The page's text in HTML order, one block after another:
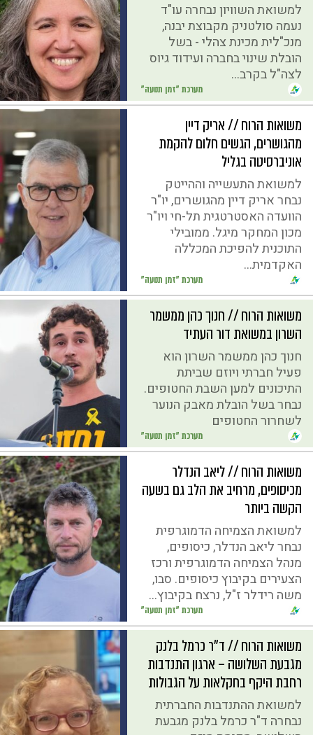
מערכת "זמן תנועה"
למשואת השוויון נבחרה עו"ד
נעמה סולטניק מקבוצת יבנה,
מנכ"לית מכינת צהלי - בשל
הובלת שינוי בחברה ועידוד גיוס
לצה"ל בקרב...
מערכת "זמן תנועה"
משואות הרוח // אריק דיין
מהגושרים, הגשים חלום להקמת
אוניברסיטה בגליל
למשואת התעשייה וההייטק
נבחר אריק דיין מהגושרים, יו"ר
הוועדה האסטרטגית תל-חי ויו"ר
מכון המחקר מיגל. ממובילי
התוכנית להפיכת המכללה
האקדמית...
מערכת "זמן תנועה"
משואות הרוח // חנוך כהן ממשמר
השרון במשואת דור העתיד
חנוך כהן ממשמר השרון הוא
פעיל חברתי ויוזם שביתת
התיכונים למען השבת החטופים.
נבחר בשל הובלת מאבק הנוער
לשחרור החטופים
מערכת "זמן תנועה"
משואות הרוח // ליאב הנדלר
מכיסופים, מרחיב את הלב גם בשעה
הקשה ביותר
למשואת הצמיחה הדמוגרפית
נבחר ליאב הנדלר, כיסופים,
מנהל הצמיחה הדמוגרפית ורכז
הצעירים בקיבוץ כיסופים. סבו,
משה רידלר ז"ל, נרצח בקיבוץ...
משואות הרוח // ד"ר כרמל בלנק
מגבעת השלושה – ארגון התנדבות
רחבת היקף בחקלאות על הגבולות
למשואת ההתנדבות החברתית
נבחרה ד"ר כרמל בלנק מגבעת